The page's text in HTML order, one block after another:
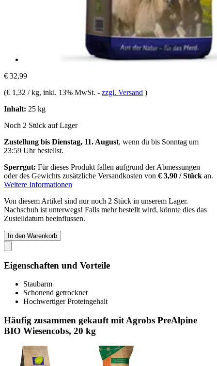
€ 32,99
(€ 1,32 / kg, inkl. 13% MwSt. - zzgl. Versand )
Inhalt: 25 kg
Noch 2 Stück auf Lager
Zustellung bis Dienstag, 11. August, wenn du bis Sonntag um
23:59 Uhrbestellst.
Sperrgut: Für dieses Produkt fallen aufgrund der Abmessungen
oder des Gewichts zusätzliche Versandkosten von € 3,90 / Stück an.
Weitere Informationen
Von diesem Artikel sind nur noch 2 Stück in unserem Lager.
Nachschub ist unterwegs! Falls mehr bestellt wird, könnte dies das
Zustelldatum beeinflussen.
In den Warenkorb
Eigenschaften und Vorteile
Staubarm
Schonend getrocknet
Hochwertiger Proteingehalt
Häufig zusammen gekauft mit Agrobs PreAlpine
BIO Wiesencobs, 20 kg